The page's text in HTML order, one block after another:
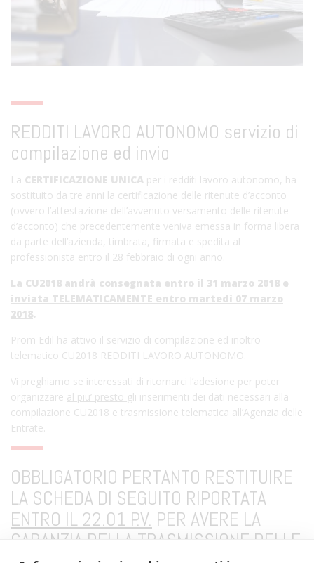
REDDITI LAVORO AUTONOMO servizio di
compilazione ed invio
La CERTIFICAZIONE UNICA per i redditi lavoro autonomo, ha
sostituito da tre anni la certificazione delle ritenute d’acconto
(ovvero l’attestazione dell’avvenuto versamento delle ritenute
d’acconto) che precedentemente veniva emessa in forma libera
da parte dell’azienda, timbrata, firmata e spedita al
professionista entro il 28 febbraio di ogni anno.
La CU2018 andrà consegnata entro il 31 marzo 2018 e
inviata TELEMATICAMENTE entro martedì 07 marzo
2018.
Prom Edil ha attivo il servizio di compilazione ed inoltro
telematico CU2018 REDDITI LAVORO AUTONOMO.
Vi preghiamo se interessati di ritornarci l’adesione per poter
organizzare al piu’ presto gli inserimenti dei dati necessari alla
compilazione CU2018 e trasmissione telematica all’Agenzia delle
Entrate.
OBBLIGATORIO PERTANTO RESTITUIRE
LA SCHEDA DI SEGUITO RIPORTATA
ENTRO IL 22.01 P.V. PER AVERE LA
GARANZIA DELLA TRASMISSIONE DELLE